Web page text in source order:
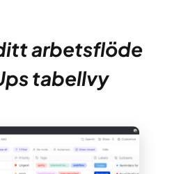
arbetsflöde
tabellvy